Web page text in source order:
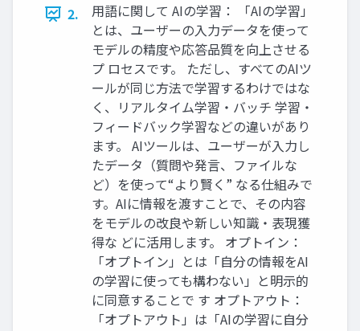
2.
用語に関して AIの学習： 「AIの学習」
とは、ユーザーの入力データを使って
モデルの精度や応答品質を向上させる
プ ロセスです。 ただし、すべてのAIツ
ールが同じ方法で学習するわけではな
く、リアルタイム学習・バッチ 学習・
フィードバック学習などの違いがあり
ます。 AIツールは、ユーザーが入力し
たデータ（質問や発言、ファイルな
ど）を使って“より賢く” なる仕組みで
す。AIに情報を渡すことで、その内容
をモデルの改良や新しい知識・表現獲
得な どに活用します。 オプトイン：
「オプトイン」とは「自分の情報をAI
の学習に使っても構わない」と明示的
に同意することで す オプトアウト：
「オプトアウト」は「AIの学習に自分